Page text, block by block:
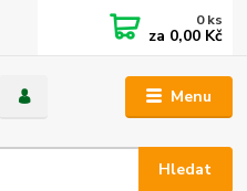
Menu
Hledat
0ks
za 0,00 Kč